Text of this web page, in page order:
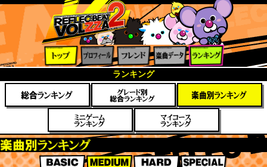
ィール
フレン
ド
楽曲デ
ータ
ング
ランキング
楽曲別スコアランキング